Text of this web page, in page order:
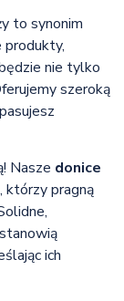
to synonim
produkty,
nie tylko
szeroką
Nasze donice
którzy pragną
ich